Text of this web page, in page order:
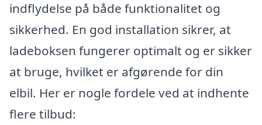
indflydelse på både funktionalitet og
sikkerhed. En god installation sikrer, at
ladeboksen fungerer optimalt og er sikker
at bruge, hvilket er afgørende for din
elbil. Her er nogle fordele ved at indhente
flere tilbud: